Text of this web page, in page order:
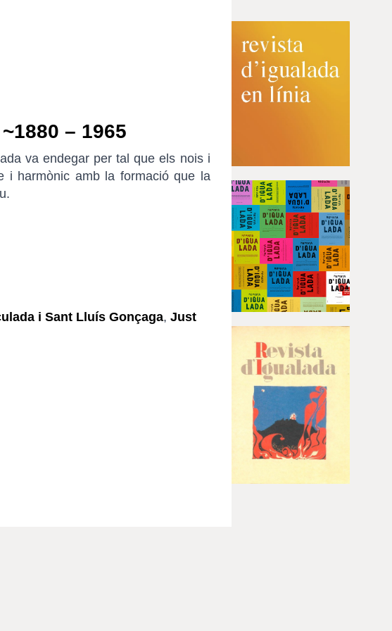
– 1965
va endegar per tal que els nois i
i harmònic amb la formació que la
i Sant Lluís Gonçaga,Just